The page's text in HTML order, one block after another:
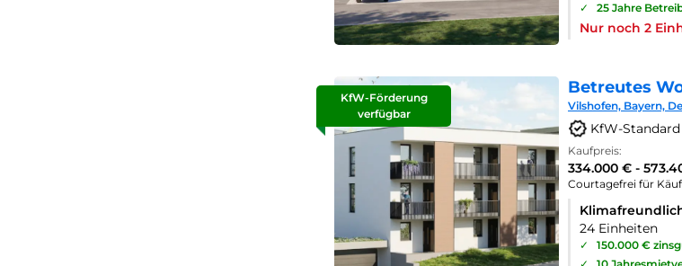
✓
25 Jahre
Nur noch 2
KfW-Förderung
verfügbar
Betreutes
Vilshofen, Bayern,
KfW-Standard
Kaufpreis:
334.000 € -
Courtagefrei für
24 Einheiten
✓
150.000 €